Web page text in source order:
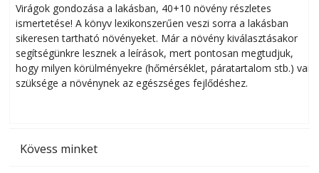
Virágok gondozása a lakásban, 40+10 növény részletes
ismertetése! A könyv lexikonszerűen veszi sorra a lakásban
sikeresen tart­ha­tó növényeket. Már a növény kiválasztásakor
segítségünkre lesznek a leírások, mert pontosan megtudjuk,
hogy milyen körülményekre (hőmérséklet, páratartalom stb.) van
szüksége a növénynek az egészséges fejlődéshez.
Kövess minket